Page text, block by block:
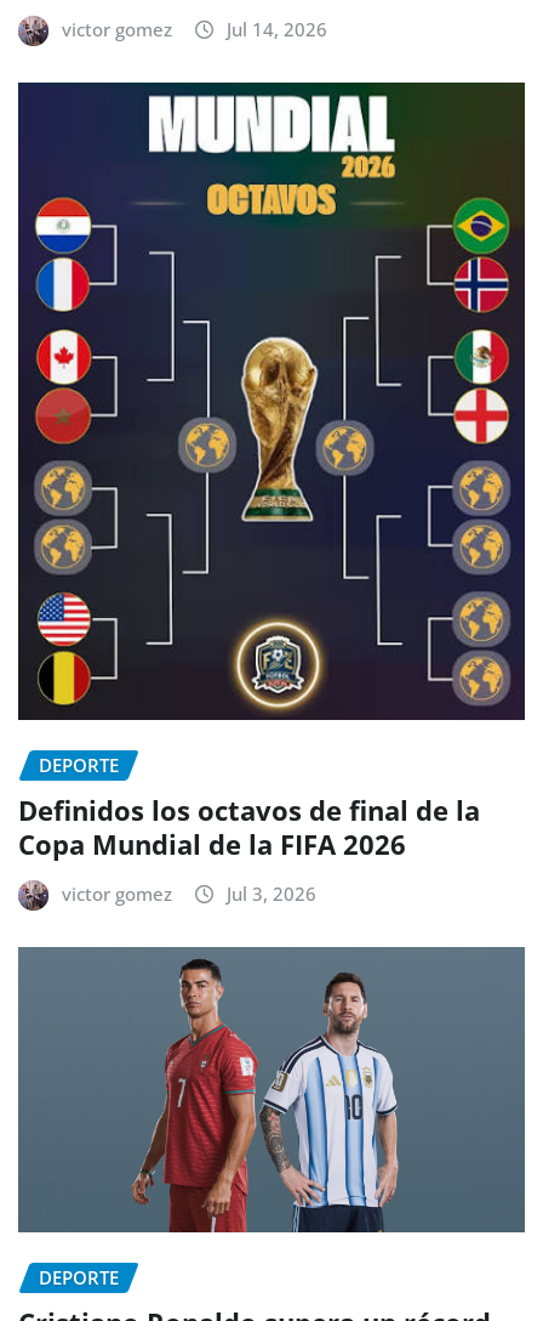
victor gomez Jul 14, 2026
DEPORTE
Definidos los octavos de final de la
Copa Mundial de la FIFA 2026
victor gomez Jul 3, 2026
DEPORTE